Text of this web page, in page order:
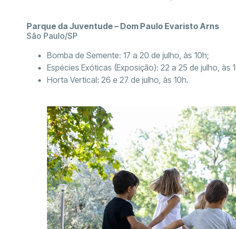
Parque da Juventude – Dom Paulo Evaristo Arns
São Paulo/SP
Bomba de Semente: 17 a 20 de julho, às 10h;
Espécies Exóticas (Exposição): 22 a 25 de julho, às
Horta Vertical: 26 e 27 de julho, às 10h.